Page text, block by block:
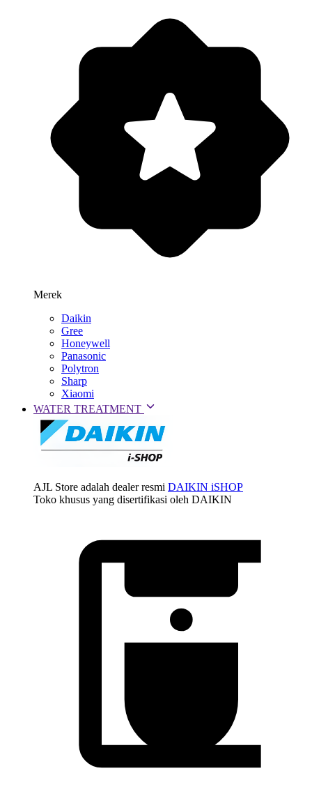
Merek
Daikin
Gree
Honeywell
Panasonic
Polytron
Sharp
Xiaomi
WATER TREATMENT
AJL Store adalah dealer resmi DAIKIN iSHOP
Toko khusus yang disertifikasi oleh DAIKIN